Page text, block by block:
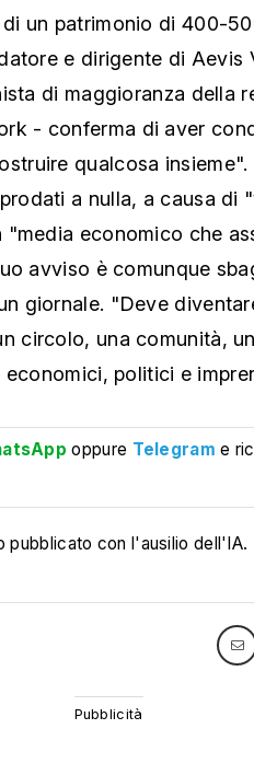
un patrimonio di 400-
e dirigente di Aevis
di maggioranza della
- conferma di aver
qualcosa
a nulla, a causa di
"media economico che
avviso è comunque
giornale. "Deve
circolo, una comunità,
politici e
oppure Telegram e
con l'ausilio dell'IA.